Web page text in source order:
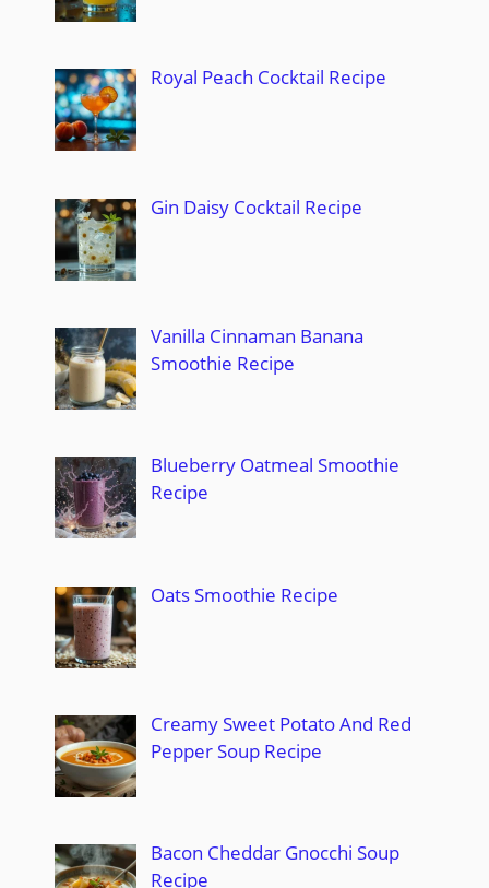
Royal Peach Cocktail Recipe
Gin Daisy Cocktail Recipe
Vanilla Cinnaman Banana
Smoothie Recipe
Blueberry Oatmeal Smoothie
Recipe
Oats Smoothie Recipe
Creamy Sweet Potato And Red
Pepper Soup Recipe
Bacon Cheddar Gnocchi Soup
Recipe